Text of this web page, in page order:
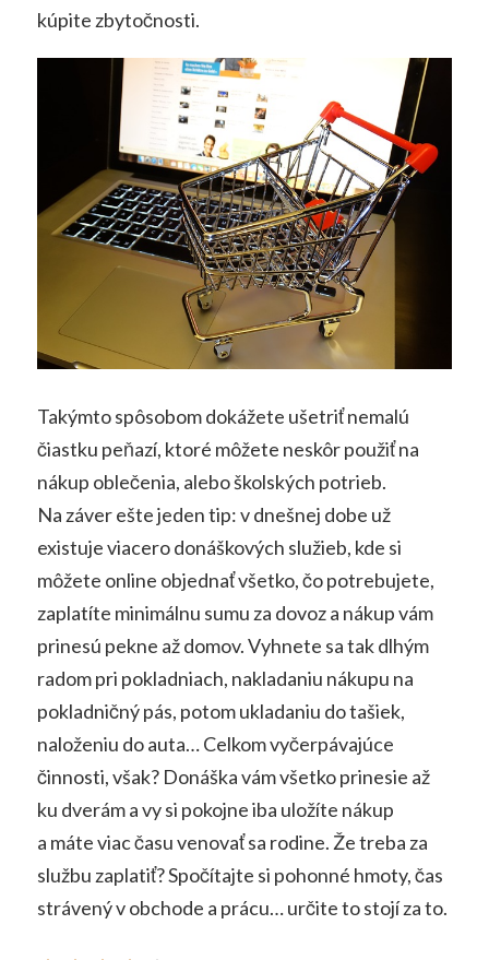
kúpite zbytočnosti.
Takýmto spôsobom dokážete ušetriť nemalú
čiastku peňazí, ktoré môžete neskôr použiť na
nákup oblečenia, alebo školských potrieb.
Na záver ešte jeden tip: v dnešnej dobe už
existuje viacero donáškových služieb, kde si
môžete online objednať všetko, čo potrebujete,
zaplatíte minimálnu sumu za dovoz a nákup vám
prinesú pekne až domov. Vyhnete sa tak dlhým
radom pri pokladniach, nakladaniu nákupu na
pokladničný pás, potom ukladaniu do tašiek,
naloženiu do auta… Celkom vyčerpávajúce
činnosti, však? Donáška vám všetko prinesie až
ku dverám a vy si pokojne iba uložíte nákup
a máte viac času venovať sa rodine. Že treba za
službu zaplatiť? Spočítajte si pohonné hmoty, čas
strávený v obchode a prácu… určite to stojí za to.